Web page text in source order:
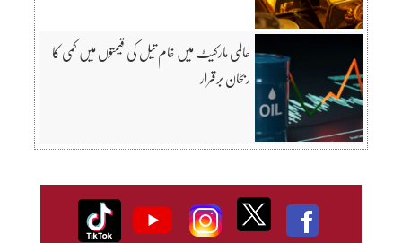
عالمی مارکیٹ میں خام تیل کی قیمتوں میں کمی کا
رجحان برقرار